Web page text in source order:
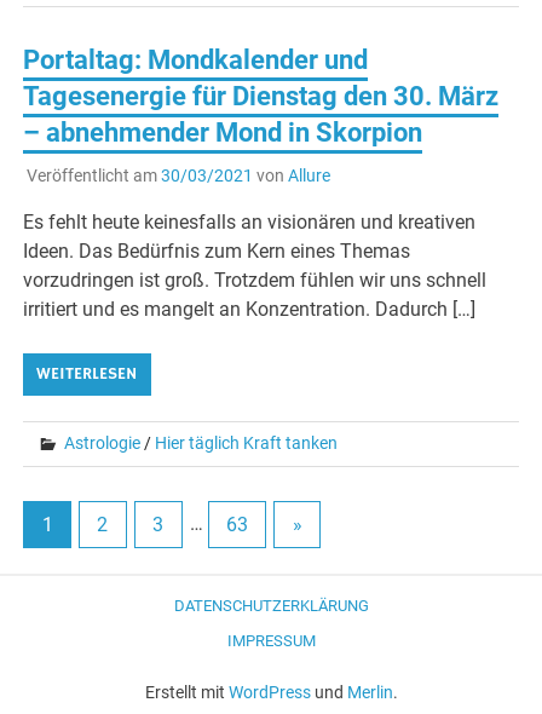
Portaltag: Mondkalender und
Tagesenergie für Dienstag den 30. März
– abnehmender Mond in Skorpion
Veröffentlicht am30/03/2021 von Allure
Es fehlt heute keinesfalls an visionären und kreativen
Ideen. Das Bedürfnis zum Kern eines Themas
vorzudringen ist groß. Trotzdem fühlen wir uns schnell
irritiert und es mangelt an Konzentration. Dadurch […]
WEITERLESEN
Astrologie / Hier täglich Kraft tanken
1 2 3 … 63 »
DATENSCHUTZERKLÄRUNG
IMPRESSUM
Erstellt mit WordPressund Merlin.